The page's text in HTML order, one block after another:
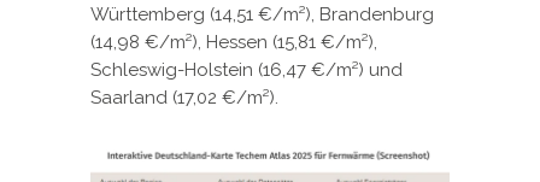
Württemberg (14,51 €/m²), Brandenburg
(14,98 €/m²), Hessen (15,81 €/m²),
Schleswig-Holstein (16,47 €/m²) und
Saarland (17,02 €/m²).